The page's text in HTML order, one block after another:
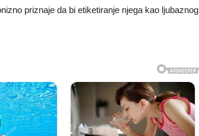
priznaje da bi etiketiranje njega kao ljubaznog